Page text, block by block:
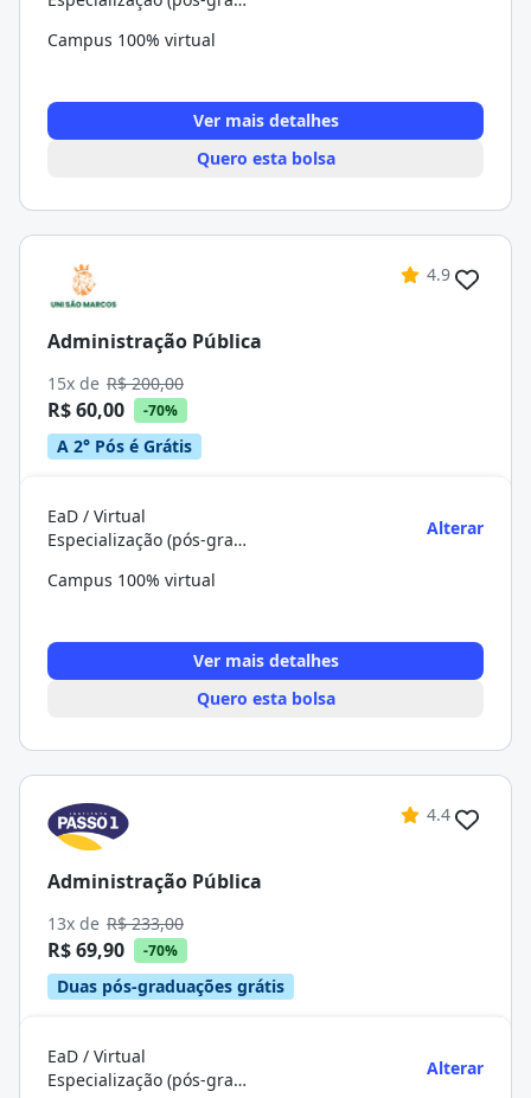
Campus 100% virtual
Ver mais detalhes
Quero esta bolsa
4.9
Administração Pública
15x de R$ 200,00
R$ 60,00 -70%
A 2° Pós é Grátis
EaD / Virtual
Especialização (pós-graduação)
Alterar
Campus 100% virtual
Ver mais detalhes
Quero esta bolsa
4.4
Administração Pública
13x de R$ 233,00
R$ 69,90 -70%
Duas pós-graduações grátis
EaD / Virtual
Especialização (pós-graduação)
Alterar